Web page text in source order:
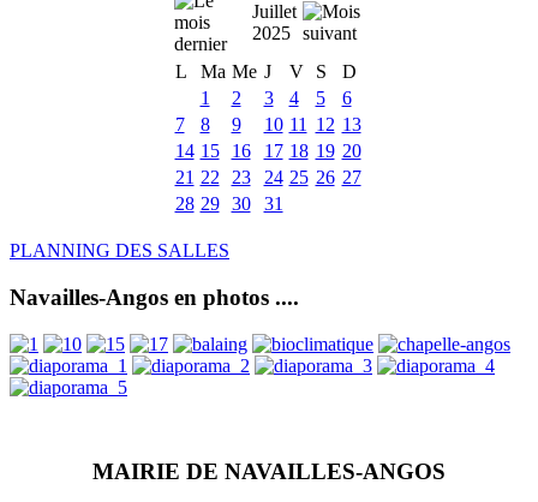
Juillet
2025
L
Ma Me J V S
D
1
2 3 4 5
6
7
8 9 10 11 12 13
14 15 16 17 18 19 20
21 22 23 24 25 26 27
28 29 30 31
PLANNING DES SALLES
Navailles-Angos en photos ....
MAIRIE DE NAVAILLES-ANGOS